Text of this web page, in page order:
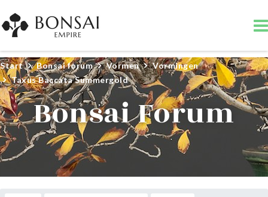
Start Bonsai forum Vormen
Vormingen
Taxus Baccata Summergold
Bonsai Forum